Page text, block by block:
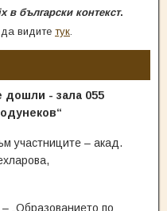
в български контекст.
видите тук.
дошли - зала 055
участниците – акад.
„Образованието по